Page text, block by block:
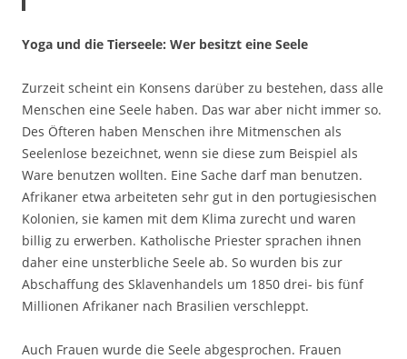
Yoga und die Tierseele: Wer besitzt eine Seele
Zurzeit scheint ein Konsens darüber zu bestehen, dass alle
Menschen eine Seele haben. Das war aber nicht immer so.
Des Öfteren haben Menschen ihre Mitmenschen als
Seelenlose bezeichnet, wenn sie diese zum Beispiel als
Ware benutzen wollten. Eine Sache darf man benutzen.
Afrikaner etwa arbeiteten sehr gut in den portugiesischen
Kolonien, sie kamen mit dem Klima zurecht und waren
billig zu erwerben. Katholische Priester sprachen ihnen
daher eine unsterbliche Seele ab. So wurden bis zur
Abschaffung des Sklavenhandels um 1850 drei- bis fünf
Millionen Afrikaner nach Brasilien verschleppt.
Auch Frauen wurde die Seele abgesprochen. Frauen